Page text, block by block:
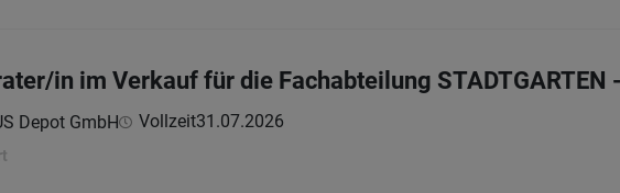
in im Verkauf für die Fachabteilung STADTGARTEN
Depot GmbH Vollzeit31.07.2026